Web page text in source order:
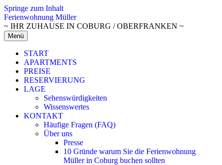
Springe zum Inhalt
Ferienwohnung Müller
~ IHR ZUHAUSE IN COBURG / OBERFRANKEN ~
Menü
START
APARTMENTS
PREISE
RESERVIERUNG
LAGE
Sehenswürdigkeiten
Wissenswertes
KONTAKT
Häufige Fragen (FAQ)
Über uns
Presse
10 Gründe warum Sie die Ferienwohnung
Müller in Coburg buchen sollten